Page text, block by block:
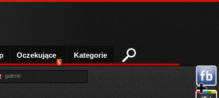
Oczekujące
5
Kategorie
galerie